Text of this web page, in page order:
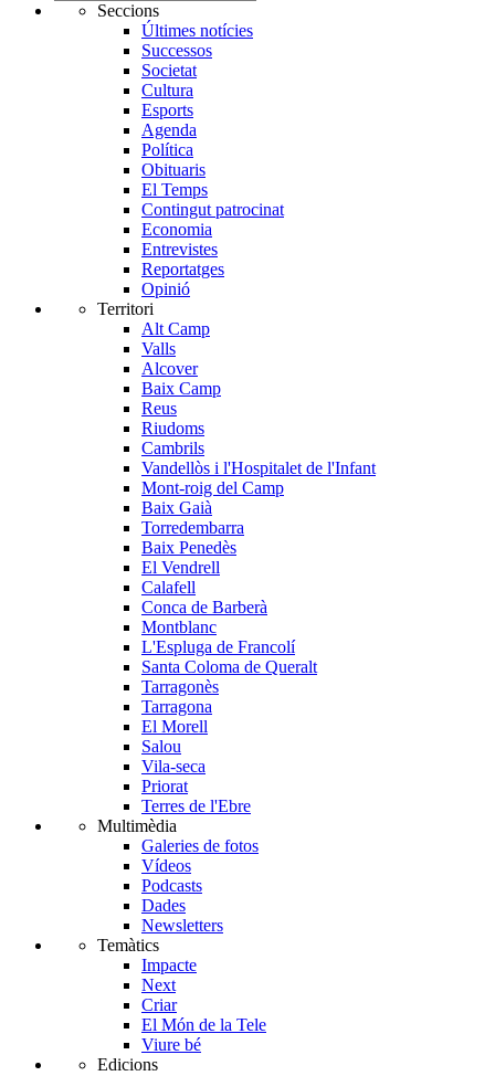
Seccions
Últimes notícies
Successos
Societat
Cultura
Esports
Agenda
Política
Obituaris
El Temps
Contingut patrocinat
Economia
Entrevistes
Reportatges
Opinió
Territori
Alt Camp
Valls
Alcover
Baix Camp
Reus
Riudoms
Cambrils
Vandellòs i l'Hospitalet de l'Infant
Mont-roig del Camp
Baix Gaià
Torredembarra
Baix Penedès
El Vendrell
Calafell
Conca de Barberà
Montblanc
L'Espluga de Francolí
Santa Coloma de Queralt
Tarragonès
Tarragona
El Morell
Salou
Vila-seca
Priorat
Terres de l'Ebre
Multimèdia
Galeries de fotos
Vídeos
Podcasts
Dades
Newsletters
Temàtics
Impacte
Next
Criar
El Món de la Tele
Viure bé
Edicions